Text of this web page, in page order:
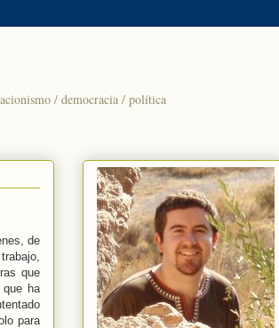
/ democracia / política
de
que
ha
para